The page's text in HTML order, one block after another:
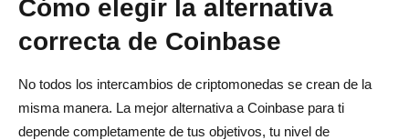
Cómo elegir la alternativa
correcta de Coinbase
No todos los intercambios de criptomonedas se crean de la
misma manera. La mejor alternativa a Coinbase para ti
depende completamente de tus objetivos, tu nivel de